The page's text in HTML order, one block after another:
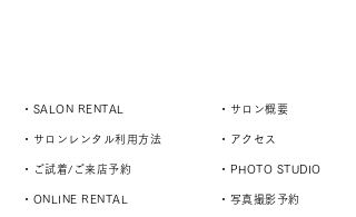
・SALON RENTAL
・サロンレンタル利用方法
・ご試着/ご来店予約
・ONLINE RENTAL
・サロン概要
・アクセス
・PHOTO STUDIO
・写真撮影予約